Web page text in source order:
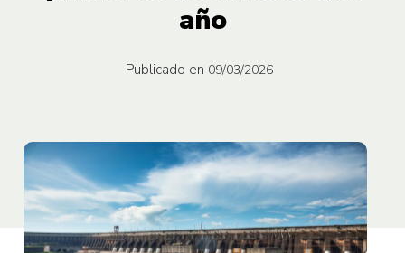
año
Publicado en 09/03/2026